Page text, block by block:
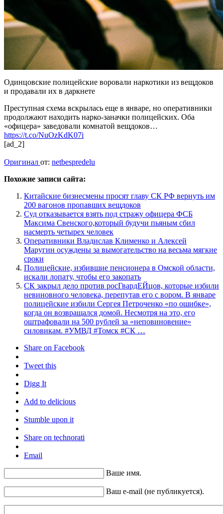
Одинцовские полицейские воровали наркотики из вещдоков
и продавали их в даркнете
Преступная схема вскрылась еще в январе, но оперативники
продолжают находить нарко-заначки полицейских. Оба
«офицера» заведовали комнатой вещдоков…
https://t.co/NuOzKdK07i
[ad_2]
Оригинал от: netbespredelu
Похожие записи сайта:
Китайские бизнесмены просят главу СК РФ вернуть им
200 вагонов пропавших вещдоков
Суд отказывается взять под стражу офицера ФСБ
Максима Свенского,который будучи пьяным сбил
насмерть четырех человек
Оперативники Владислав Клименко и Алексей
Маругин осуждены за вымогательство на весьма мягкие
сроки
Полицейские, избившие пенсионера в Омской области,
искали лопату, чтобы его закопать
СК закрыл дело против росГвардЕЙцов, которые избили
невиновного человека, перепутав его с вором. В январе
полицейские избили Сергея Петроченко «по ошибке»,
когда он возвращался домой. Несмотря на это, его
оштрафовали на 500 рублей за «неповиновение»
силовикам. #УМВД #Томск #СК …
Share on Facebook
Tweet this
Digg It
Add to delicious
Stumble upon it
Share on technorati
Email
Ваше имя.
Ваш e-mail (не публикуется).